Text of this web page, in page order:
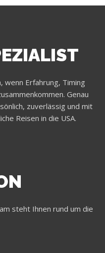
Erfahrung, Timing
Genau
zuverlässig und mit
Reisen in die USA.
steht Ihnen rund um die